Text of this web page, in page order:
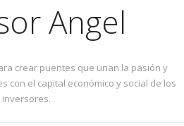
Angel
crear puentes que unan la pasión y
con el capital económico y social de los
inversores.